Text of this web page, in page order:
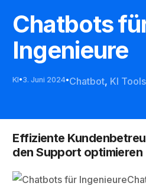
Chatbots
Ingenieure
KI 3. Juni 2024 Chatbot, KI Tools
Effiziente
den Support optimieren